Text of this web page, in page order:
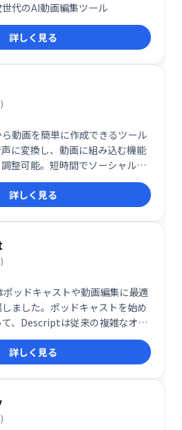
代のAI動画編集ツール
詳しく見る
動画を簡単に作成できるツール
に変換し、動画に組み込む機能
整可能。短時間でソーシャルメ
画制作が可能です。有料プランで
で動画を自動生成する機能も利
高品質な動画を作成したい方にお
詳しく見る
ッドキャストや動画編集に最適
ました。ポッドキャストを始め
、Descriptは従来の複雑なオー
はまったく異なる、新しいタイプ
です。今年初め、私はポッドキ
開設し、編集にはすべてDescript
詳しく見る